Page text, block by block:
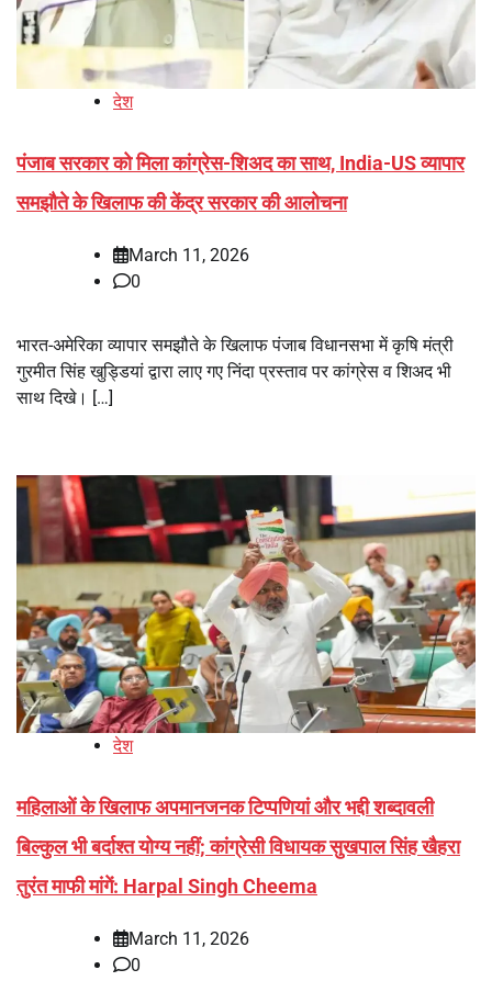
देश
पंजाब सरकार को मिला कांग्रेस-शिअद का साथ, India-US व्यापार
समझौते के खिलाफ की केंद्र सरकार की आलोचना
March 11, 2026
0
भारत-अमेरिका व्यापार समझौते के खिलाफ पंजाब विधानसभा में कृषि मंत्री
गुरमीत सिंह खुड्डियां द्वारा लाए गए निंदा प्रस्ताव पर कांग्रेस व शिअद भी
साथ दिखे। […]
देश
महिलाओं के खिलाफ अपमानजनक टिप्पणियां और भद्दी शब्दावली
बिल्कुल भी बर्दाश्त योग्य नहीं; कांग्रेसी विधायक सुखपाल सिंह खैहरा
तुरंत माफी मांगें: Harpal Singh Cheema
March 11, 2026
0